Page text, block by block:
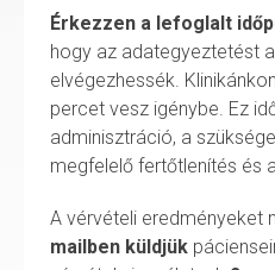
Érkezzen a lefoglalt
hogy az adategyeztetést
elvégezhessék.
percet vesz igénybe. Ez
adminisztráció, a
megfelelő fertőtlenítés és
A vérvételi eredményeket
mailben küldjük